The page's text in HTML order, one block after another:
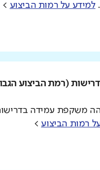
למידע על רמות הביצוע >
(רמת הביצוע
משקפת עמידה
רמות הביצוע >